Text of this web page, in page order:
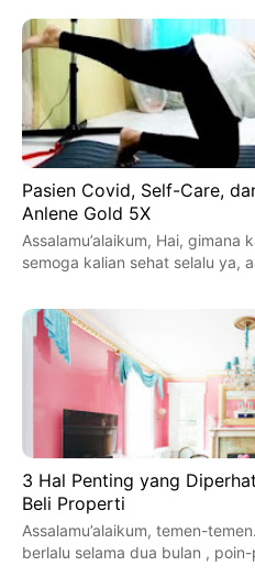
Pasien Covid, Self-Care,
Anlene Gold 5X
Assalamu’alaikum, Hai,
semoga kalian sehat selalu ya,
3 Hal Penting yang
Beli Properti
Assalamu’alaikum, temen-
berlalu selama dua bulan ,